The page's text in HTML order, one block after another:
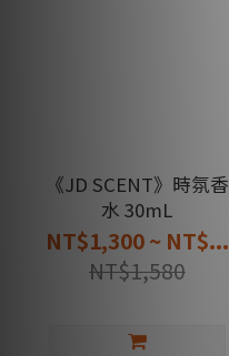
《JD SCENT》時氛香
水 30mL
NT$1,300 ~ NT$...
NT$1,580